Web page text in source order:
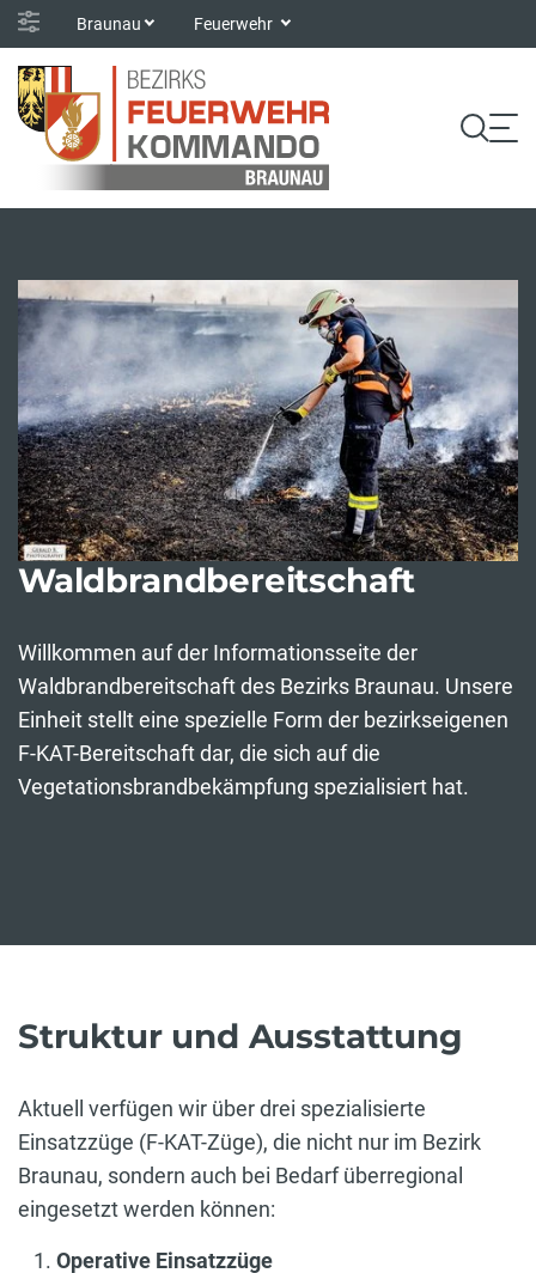
Braunau Feuerwehr
Waldbrandbereitschaft
Willkommen auf der Informationsseite der
Waldbrandbereitschaft des Bezirks Braunau. Unsere
Einheit stellt eine spezielle Form der bezirkseigenen
F-KAT-Bereitschaft dar, die sich auf die
Vegetationsbrandbekämpfung spezialisiert hat.
Struktur und Ausstattung
Aktuell verfügen wir über drei spezialisierte
Einsatzzüge (F-KAT-Züge), die nicht nur im Bezirk
Braunau, sondern auch bei Bedarf überregional
eingesetzt werden können:
Operative Einsatzzüge